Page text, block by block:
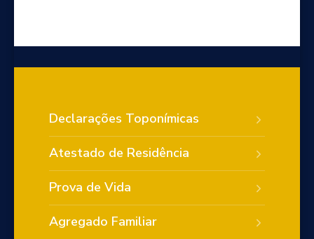
Declarações Toponímicas
Atestado de Residência
Prova de Vida
Agregado Familiar